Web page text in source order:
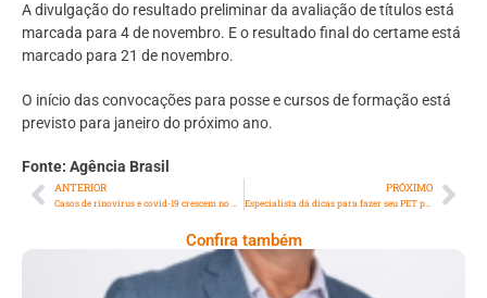
A divulgação do resultado preliminar da avaliação de títulos está
marcada para 4 de novembro. E o resultado final do certame está
marcado para 21 de novembro.
O início das convocações para posse e cursos de formação está
previsto para janeiro do próximo ano.
Fonte: Agência Brasil
ANTERIOR PRÓXIMO
Especialista dá dicas para fazer seu PET perder peso e ganhar saúde
Confira também